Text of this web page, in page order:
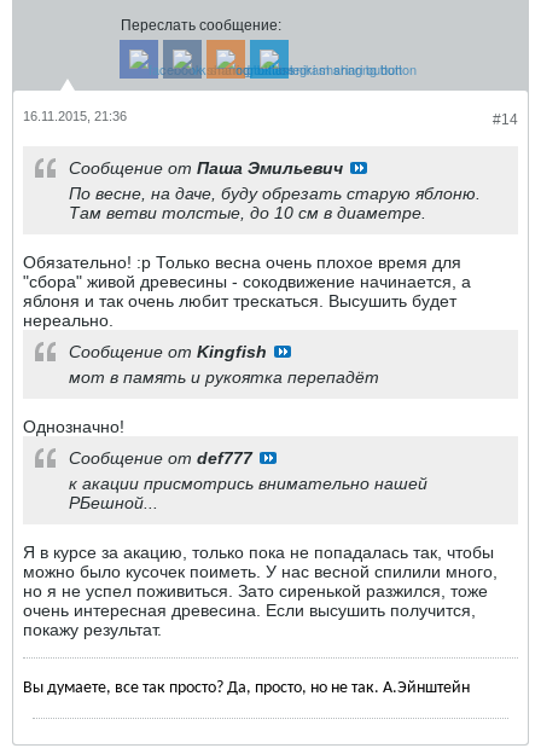
Переслать сообщение:
#14
16.11.2015, 21:36
Сообщение от Паша Эмильевич
По весне, на даче, буду обрезать старую яблоню.
Там ветви толстые, до 10 см в диаметре.
Обязательно! :p Только весна очень плохое время для
"сбора" живой древесины - сокодвижение начинается, а
яблоня и так очень любит трескаться. Высушить будет
нереально.
Сообщение от Kingfish
мот в память и рукоятка перепадёт
Однозначно!
Сообщение от def777
к акации присмотрись внимательно нашей
РБешной...
Я в курсе за акацию, только пока не попадалась так, чтобы
можно было кусочек поиметь. У нас весной спилили много,
но я не успел поживиться. Зато сиренькой разжился, тоже
очень интересная древесина. Если высушить получится,
покажу результат.
Вы думаете, все так просто? Да, просто, но не так. А.Эйнштейн